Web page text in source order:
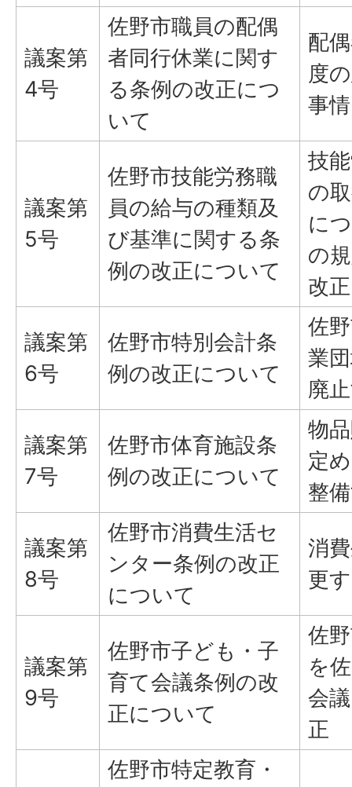
議案第
4号
佐野市職員の配偶
者同行休業に関す
る条例の改正につ
いて
配
度
事
議案第
5号
佐野市技能労務職
員の給与の種類及
び基準に関する条
例の改正について
技
の
に
の
改正
議案第
6号
佐野市特別会計条
例の改正について
佐
業
廃
議案第
7号
佐野市体育施設条
例の改正について
物
定
整
議案第
8号
佐野市消費生活セ
ンター条例の改正
について
消
更
議案第
9号
佐野市子ども・子
育て会議条例の改
正について
佐
を
会
正
佐野市特定教育・